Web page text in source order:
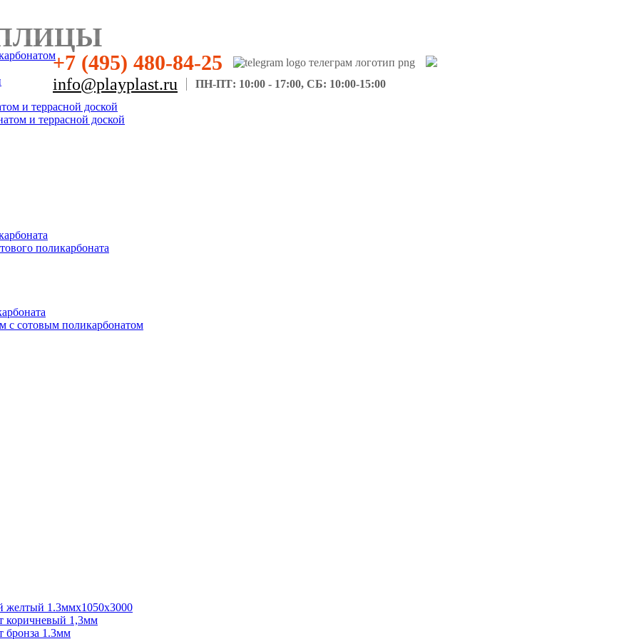
+7 (495) 480-84-25
info@playplast.ru ПН-ПТ: 10:00 - 17:00, СБ: 10:00-15:00
и террасной доской
и террасной доской
поликарбоната
с сотовым поликарбонатом
желтый 1.3ммх1050х3000
коричневый 1,3мм
бронза 1.3мм